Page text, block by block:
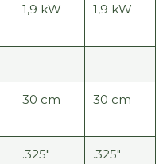
1,9 kW 1,9 kW
30 cm 30 cm
.325"
.325"